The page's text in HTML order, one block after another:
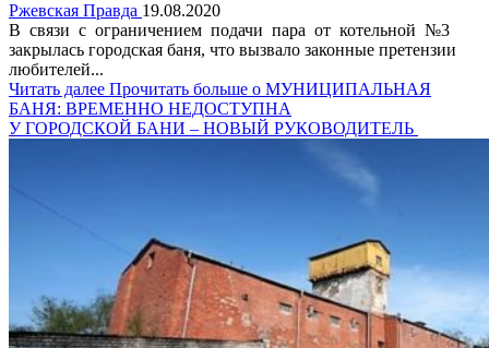
Ржевская Правда 19.08.2020
В связи с ограничением подачи пара от котельной №3
закрылась городская баня, что вызвало законные претензии
любителей...
Читать далее Прочитать больше о МУНИЦИПАЛЬНАЯ
БАНЯ: ВРЕМЕННО НЕДОСТУПНА
У ГОРОДСКОЙ БАНИ – НОВЫЙ РУКОВОДИТЕЛЬ